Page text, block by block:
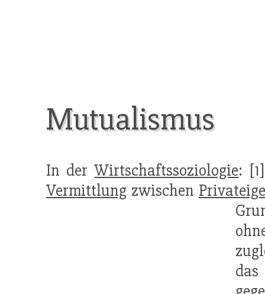
Mutualismus
In derWirtschaftssoziologie: [1]
Vermittlung zwischen